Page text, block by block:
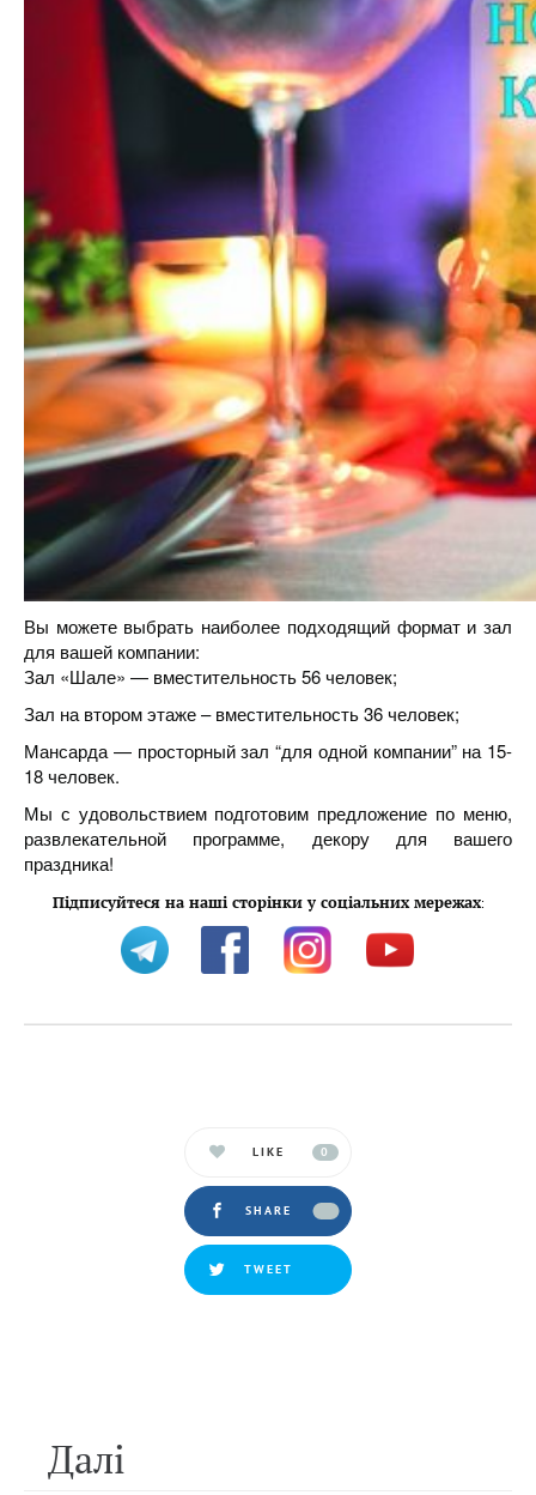
Вы можете выбрать наиболее подходящий формат и зал
для вашей компании:
Зал «Шале» — вместительность 56 человек;
Зал на втором этаже – вместительность 36 человек;
Мансарда — просторный зал “для одной компании” на 15-
18 человек.
Мы с удовольствием подготовим предложение по меню,
развлекательной программе, декору для вашего
праздника!
Підписуйтеся на наші сторінки у соціальних мережах:
LIKE 0
SHARE
TWEET
Далi